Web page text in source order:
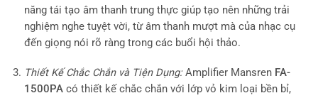
năng tái tạo âm thanh trung thực giúp tạo nên những trải
nghiệm nghe tuyệt vời, từ âm thanh mượt mà của nhạc cụ
đến giọng nói rõ ràng trong các buổi hội thảo.
Thiết Kế Chắc Chắn và Tiện Dụng:Amplifier Mansren FA-
1500PAcó thiết kế chắc chắn với lớp vỏ kim loại bền bỉ,